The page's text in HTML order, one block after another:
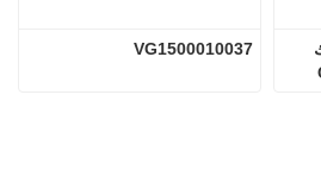
VG1500010037